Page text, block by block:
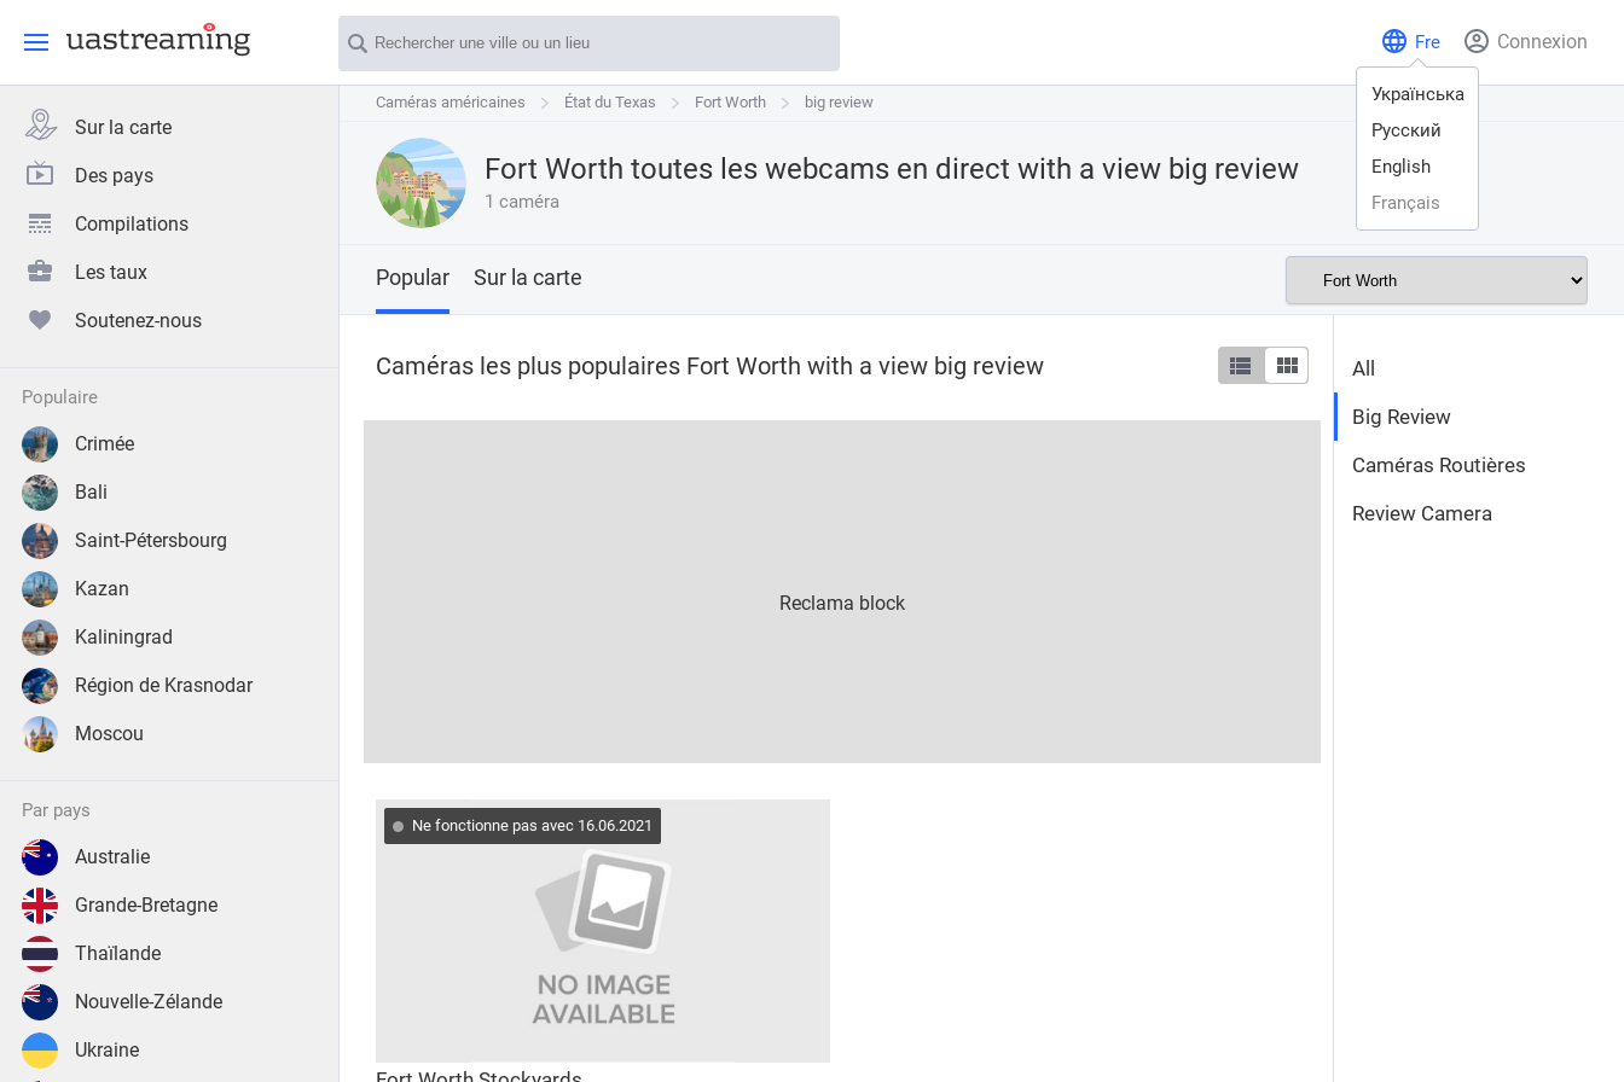
Connexion
Fre
Українська
Русский
English
Français
Sur la carte
Des pays
Compilations
Les taux
Soutenez-nous
populaire
Crimée
Bali
Saint-Pétersbourg
Kazan
Kaliningrad
Région de Krasnodar
Moscou
par pays
Australie
Grande-Bretagne
Thaïlande
Nouvelle-Zélande
Ukraine
Caméras américaines État du Texas Fort Worth big review
Caméras américaines État du Texas Fort Worth
Fort Worth toutes les webcams en direct with a view big review
1 caméra
Popular Sur la carte
Caméras les plus populaires Fort Worth with a view big review
Ne fonctionne pas avec 16.06.2021
All
Big Review
Caméras Routières
Review Camera